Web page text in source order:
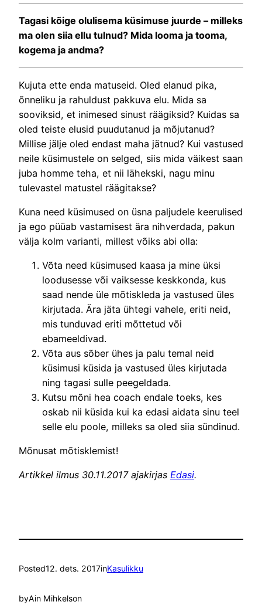
Tagasi kõige olulisema küsimuse juurde – milleks
ma olen siia ellu tulnud? Mida looma ja tooma,
kogema ja andma?
Kujuta ette enda matuseid. Oled elanud pika,
õnneliku ja rahuldust pakkuva elu. Mida sa
sooviksid, et inimesed sinust räägiksid? Kuidas sa
oled teiste elusid puudutanud ja mõjutanud?
Millise jälje oled endast maha jätnud? Kui vastused
neile küsimustele on selged, siis mida väikest saan
juba homme teha, et nii lähekski, nagu minu
tulevastel matustel räägitakse?
Kuna need küsimused on üsna paljudele keerulised
ja ego püüab vastamisest ära nihverdada, pakun
välja kolm varianti, millest võiks abi olla:
Võta need küsimused kaasa ja mine üksi
loodusesse või vaiksesse keskkonda, kus
saad nende üle mõtiskleda ja vastused üles
kirjutada. Ära jäta ühtegi vahele, eriti neid,
mis tunduvad eriti mõttetud või
ebameeldivad.
Võta aus sõber ühes ja palu temal neid
küsimusi küsida ja vastused üles kirjutada
ning tagasi sulle peegeldada.
Kutsu mõni hea coach endale toeks, kes
oskab nii küsida kui ka edasi aidata sinu teel
selle elu poole, milleks sa oled siia sündinud.
Mõnusat mõtisklemist!
Artikkel ilmus 30.11.2017 ajakirjas Edasi.
Posted12. dets. 2017inKasulikku
byAin Mihkelson